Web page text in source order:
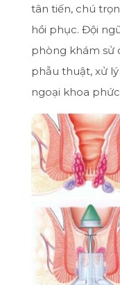
tân tiến, chú
hồi phục. Đội
phòng khám sử
phẫu thuật, xử
ngoại khoa